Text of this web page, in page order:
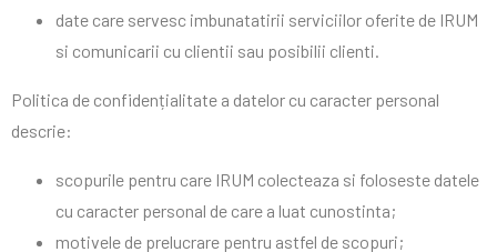
date care servesc imbunatatirii serviciilor oferite de IRUM
si comunicarii cu clientii sau posibilii clienti.
Politica de confidențialitate a datelor cu caracter personal
descrie:
scopurile pentru care IRUM colecteaza si foloseste datele
cu caracter personal de care a luat cunostinta;
motivele de prelucrare pentru astfel de scopuri;